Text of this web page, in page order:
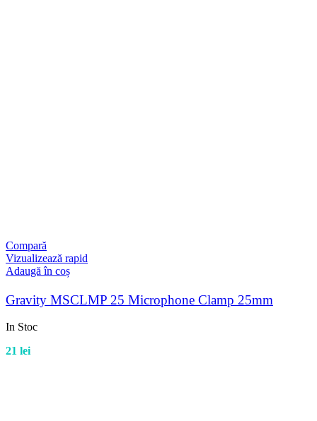
Compară
Vizualizează rapid
Adaugă în coș
Gravity MSCLMP 25 Microphone Clamp 25mm
In Stoc
21 lei